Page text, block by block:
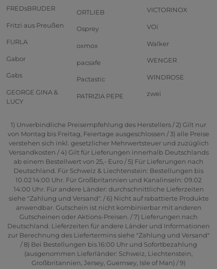
FREDsBRUDER
Fritzi aus Preußen
FURLA
Gabor
Gabs
GEORGE GINA &
LUCY
ORTLIEB
Osprey
oxmox
pacsafe
Pactastic
PATRIZIA PEPE
VICTORINOX
VOi
Walker
WENGER
WINDROSE
zwei
1) Unverbindliche Preisempfehlung des Herstellers / 2) Gilt nur
von Montag bis Freitag, Feiertage ausgeschlossen / 3) alle Preise
verstehen sich inkl. gesetzlicher Mehrwertsteuer und zuzüglich
Versandkosten / 4) Gilt für Lieferungen innerhalb Deutschlands
ab einem Bestellwert von 25,- Euro / 5) Für Lieferungen nach
Deutschland. Für Schweiz & Liechtenstein: Bestellungen bis
10.02 14:00 Uhr. Für Großbritannien und Kanalinseln: 09.02
14:00 Uhr. Für andere Länder: durchschnittliche Lieferzeiten
siehe "Zahlung und Versand". / 6) Nicht auf rabattierte Produkte
anwendbar. Gutschein ist nicht kombinierbar mit anderen
Gutscheinen oder Aktions-Preisen. / 7) Lieferungen nach
Deutschland. Lieferzeiten für andere Länder und Informationen
zur Berechnung des Liefertermins siehe "Zahlung und Versand"
/ 8) Bei Bestellungen bis 16:00 Uhr und Sofortbezahlung
(ausgenommen Lieferländer: Schweiz, Liechtenstein,
Großbritannien, Jersey, Guernsey, Isle of Man) / 9)